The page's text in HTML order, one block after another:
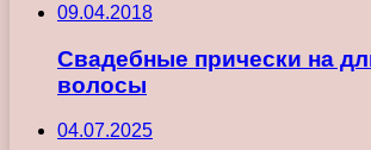
09.04.2018
Свадебные прически на
волосы
04.07.2025